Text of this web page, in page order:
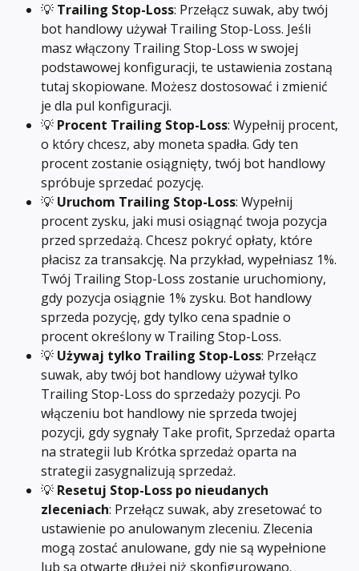
💡 Trailing Stop-Loss: Przełącz suwak, aby twój
bot handlowy używał Trailing Stop-Loss. Jeśli
masz włączony Trailing Stop-Loss w swojej
podstawowej konfiguracji, te ustawienia zostaną
tutaj skopiowane. Możesz dostosować i zmienić
je dla pul konfiguracji.
💡 Procent Trailing Stop-Loss: Wypełnij procent,
o który chcesz, aby moneta spadła. Gdy ten
procent zostanie osiągnięty, twój bot handlowy
spróbuje sprzedać pozycję.
💡 Uruchom Trailing Stop-Loss: Wypełnij
procent zysku, jaki musi osiągnąć twoja pozycja
przed sprzedażą. Chcesz pokryć opłaty, które
płacisz za transakcję. Na przykład, wypełniasz 1%.
Twój Trailing Stop-Loss zostanie uruchomiony,
gdy pozycja osiągnie 1% zysku. Bot handlowy
sprzeda pozycję, gdy tylko cena spadnie o
procent określony w Trailing Stop-Loss.
💡 Używaj tylko Trailing Stop-Loss: Przełącz
suwak, aby twój bot handlowy używał tylko
Trailing Stop-Loss do sprzedaży pozycji. Po
włączeniu bot handlowy nie sprzeda twojej
pozycji, gdy sygnały Take profit, Sprzedaż oparta
na strategii lub Krótka sprzedaż oparta na
strategii zasygnalizują sprzedaż.
💡 Resetuj Stop-Loss po nieudanych
zleceniach: Przełącz suwak, aby zresetować to
ustawienie po anulowanym zleceniu. Zlecenia
mogą zostać anulowane, gdy nie są wypełnione
lub są otwarte dłużej niż skonfigurowano.